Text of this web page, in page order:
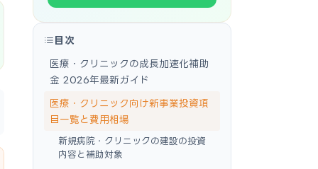
目次
医療・クリニックの成長加速化補助
金 2026年最新ガイド
医療・クリニック向け新事業投資項
目一覧と費用相場
新規病院・クリニックの建設の投資
内容と補助対象